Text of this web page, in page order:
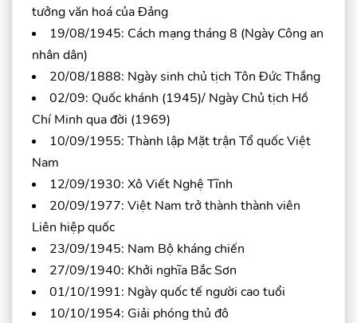
tưởng văn hoá của Đảng
19/08/1945: Cách mạng tháng 8 (Ngày Công an
nhân dân)
20/08/1888: Ngày sinh chủ tịch Tôn Đức Thắng
02/09: Quốc khánh (1945)/ Ngày Chủ tịch Hồ
Chí Minh qua đời (1969)
10/09/1955: Thành lập Mặt trận Tổ quốc Việt
Nam
12/09/1930: Xô Viết Nghệ Tĩnh
20/09/1977: Việt Nam trở thành thành viên
Liên hiệp quốc
23/09/1945: Nam Bộ kháng chiến
27/09/1940: Khởi nghĩa Bắc Sơn
01/10/1991: Ngày quốc tế người cao tuổi
10/10/1954: Giải phóng thủ đô